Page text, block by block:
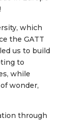
which
the GATT
us to build
to
while
wonder,
through